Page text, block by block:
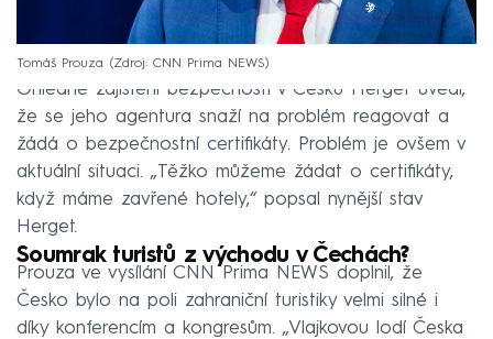
Tomáš Prouza Zdroj: CNN Prima NEWS
Ohledně zajištění bezpečnosti v Česku Herget uvedl,
že se jeho agentura snaží na problém reagovat a
žádá o bezpečnostní certifikáty. Problém je ovšem v
aktuální situaci. „Těžko můžeme žádat o certifikáty,
když máme zavřené hotely,“ popsal nynější stav
Herget.
Soumrak turistů z východu v Čechách?
Prouza ve vysílání CNN Prima NEWS doplnil, že
Česko bylo na poli zahraniční turistiky velmi silné i
díky konferencím a kongresům. „Vlajkovou lodí Česka